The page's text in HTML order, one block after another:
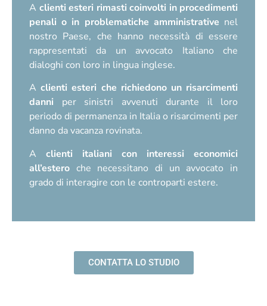
A clienti esteri rimasti coinvolti in procedimenti
penali o in problematiche amministrative nel
nostro Paese, che hanno necessità di essere
rappresentati da un avvocato Italiano che
dialoghi con loro in lingua inglese.
Aclienti esteri che richiedono un risarcimenti
danni per sinistri avvenuti durante il loro
periodo di permanenza in Italia o risarcimenti per
danno da vacanza rovinata.
A clienti italiani con interessi economici
all’estero che necessitano di un avvocato in
grado di interagire con le controparti estere.
CONTATTA LO STUDIO